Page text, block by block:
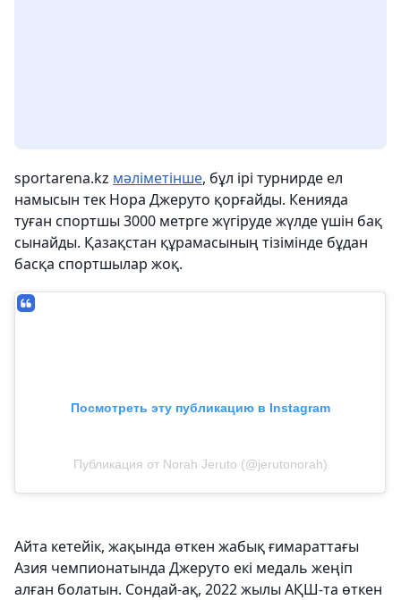
sportarena.kz мәліметінше, бұл ірі турнирде ел
намысын тек Нора Джеруто қорғайды. Кенияда
туған спортшы 3000 метрге жүгіруде жүлде үшін бақ
сынайды. Қазақстан құрамасының тізімінде бұдан
басқа спортшылар жоқ.
Посмотреть эту публикацию в Instagram
Публикация от Norah Jeruto (@jerutonorah)
Айта кетейік, жақында өткен жабық ғимараттағы
Азия чемпионатында Джеруто екі медаль жеңіп
алған болатын. Сондай-ақ, 2022 жылы АҚШ-та өткен